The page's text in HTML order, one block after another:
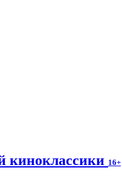
киноклассики 16+